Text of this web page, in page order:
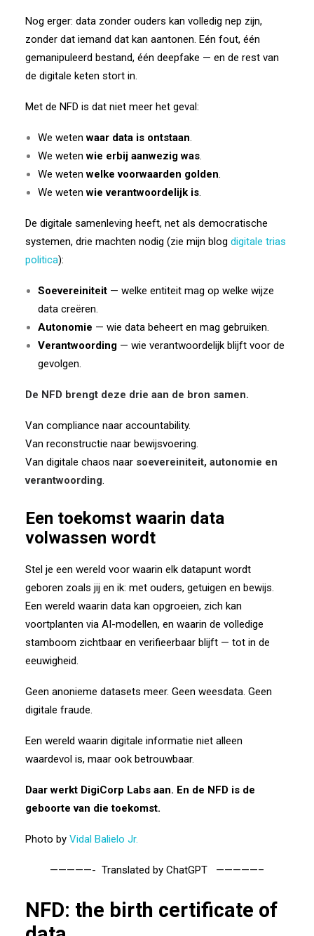
Nog erger: data zonder ouders kan volledig nep zijn,
zonder dat iemand dat kan aantonen. Eén fout, één
gemanipuleerd bestand, één deepfake — en de rest van
de digitale keten stort in.
Met de NFD is dat niet meer het geval:
We wetenwaar data is ontstaan.
We wetenwie erbij aanwezig was.
We wetenwelke voorwaarden golden.
We wetenwie verantwoordelijk is.
De digitale samenleving heeft, net als democratische
systemen, drie machten nodig (zie mijn blog digitale trias
politica):
Soevereiniteit — welke entiteit mag op welke wijze
data creëren.
Autonomie — wie data beheert en mag gebruiken.
Verantwoording — wie verantwoordelijk blijft voor de
gevolgen.
De NFD brengt deze drie aan de bron samen.
Van compliance naar accountability.
Van reconstructie naar bewijsvoering.
Van digitale chaos naar soevereiniteit, autonomie en
verantwoording.
Een toekomst waarin data
volwassen wordt
Stel je een wereld voor waarin elk datapunt wordt
geboren zoals jij en ik: met ouders, getuigen en bewijs.
Een wereld waarin data kan opgroeien, zich kan
voortplanten via AI-modellen, en waarin de volledige
stamboom zichtbaar en verifieerbaar blijft — tot in de
eeuwigheid.
Geen anonieme datasets meer. Geen weesdata. Geen
digitale fraude.
Een wereld waarin digitale informatie niet alleen
waardevol is, maar ook betrouwbaar.
Daar werkt DigiCorp Labs aan. En de NFD is de
geboorte van die toekomst.
Photo by Vidal Balielo Jr.
—————- Translated by ChatGPT —————–
NFD: the birth certificate of